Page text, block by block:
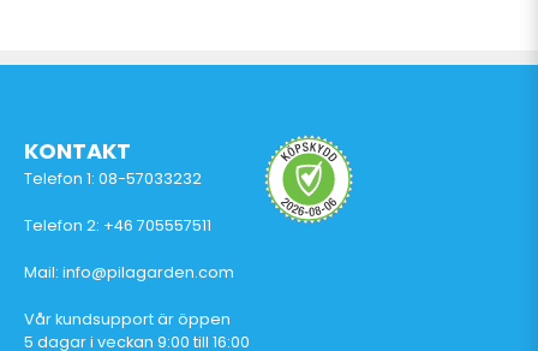
KONTAKT
Telefon 1: 08-57033232
Telefon 2: +46 705557511
Mail: info@pilagarden.com
Vår kundsupport är öppen
5 dagar i veckan 9:00 till 16:00